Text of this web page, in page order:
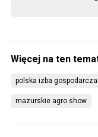
polska izba
mazurskie agro show